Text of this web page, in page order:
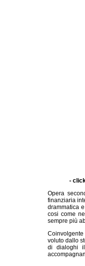
-
Opera
finanziaria
drammatica
cosi come
sempre più
voluto dallo
di dialoghi